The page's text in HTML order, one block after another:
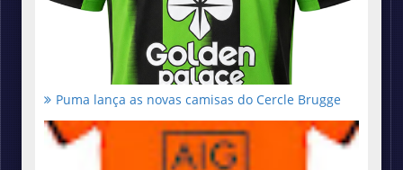
Puma lança as novas camisas do Cercle Brugge